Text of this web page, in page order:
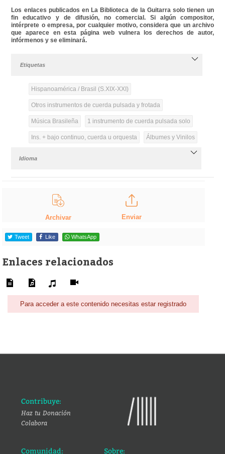
Los enlaces publicados en La Biblioteca de la Guitarra solo tienen un
fin educativo y de difusión, no comercial. Si algún compositor,
intérprete o empresa, por cualquier motivo, considera que un archivo
que aparece en esta página web vulnera los derechos de autor,
infórmenos y se eliminará.
Etiquetas
Hispanoamérica / Brasil (S.XIX-XXI)
Otros instrumentos de cuerda pulsada y frotada
Música Brasileña 1 instrumento de cuerda pulsada solo
Ins. + bajo continuo, cuerda u orquesta Álbumes y Vinilos
Idioma
Archivar Enviar
Tweet Like WhatsApp
Enlaces relacionados
Para acceder a este contenido necesitas estar registrado
Contribuye:
Haz tu Donación
Colabora
Comunidad: Sobre: